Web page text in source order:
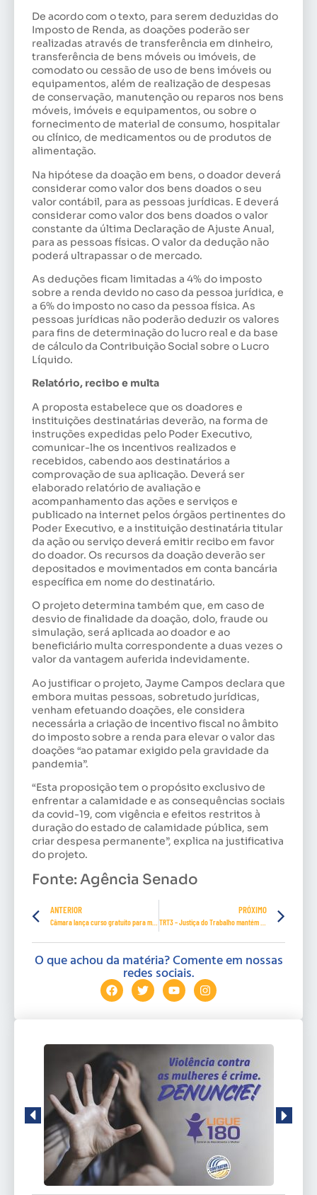
De acordo com o texto, para serem deduzidas do
Imposto de Renda, as doações poderão ser
realizadas através de transferência em dinheiro,
transferência de bens móveis ou imóveis, de
comodato ou cessão de uso de bens imóveis ou
equipamentos, além de realização de despesas
de conservação, manutenção ou reparos nos bens
móveis, imóveis e equipamentos, ou sobre o
fornecimento de material de consumo, hospitalar
ou clínico, de medicamentos ou de produtos de
alimentação.
Na hipótese da doação em bens, o doador deverá
considerar como valor dos bens doados o seu
valor contábil, para as pessoas jurídicas. E deverá
considerar como valor dos bens doados o valor
constante da última Declaração de Ajuste Anual,
para as pessoas físicas. O valor da dedução não
poderá ultrapassar o de mercado.
As deduções ficam limitadas a 4% do imposto
sobre a renda devido no caso da pessoa jurídica, e
a 6% do imposto no caso da pessoa física. As
pessoas jurídicas não poderão deduzir os valores
para fins de determinação do lucro real e da base
de cálculo da Contribuição Social sobre o Lucro
Líquido.
Relatório, recibo e multa
A proposta estabelece que os doadores e
instituições destinatárias deverão, na forma de
instruções expedidas pelo Poder Executivo,
comunicar-lhe os incentivos realizados e
recebidos, cabendo aos destinatários a
comprovação de sua aplicação. Deverá ser
elaborado relatório de avaliação e
acompanhamento das ações e serviços e
publicado na internet pelos órgãos pertinentes do
Poder Executivo, e a instituição destinatária titular
da ação ou serviço deverá emitir recibo em favor
do doador. Os recursos da doação deverão ser
depositados e movimentados em conta bancária
específica em nome do destinatário.
O projeto determina também que, em caso de
desvio de finalidade da doação, dolo, fraude ou
simulação, será aplicada ao doador e ao
beneficiário multa correspondente a duas vezes o
valor da vantagem auferida indevidamente.
Ao justificar o projeto, Jayme Campos declara que
embora muitas pessoas, sobretudo jurídicas,
venham efetuando doações, ele considera
necessária a criação de incentivo fiscal no âmbito
do imposto sobre a renda para elevar o valor das
doações “ao patamar exigido pela gravidade da
pandemia”.
“Esta proposição tem o propósito exclusivo de
enfrentar a calamidade e as consequências sociais
da covid-19, com vigência e efeitos restritos à
duração do estado de calamidade pública, sem
criar despesa permanente”, explica na justificativa
do projeto.
Fonte: Agência Senado
ANTERIOR PRÓXIMO
O que achou da matéria? Comente em nossas
redes sociais.